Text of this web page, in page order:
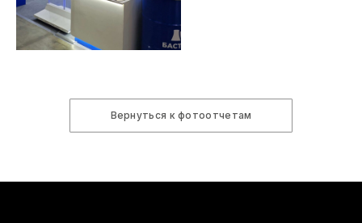
Вернуться к фотоотчетам